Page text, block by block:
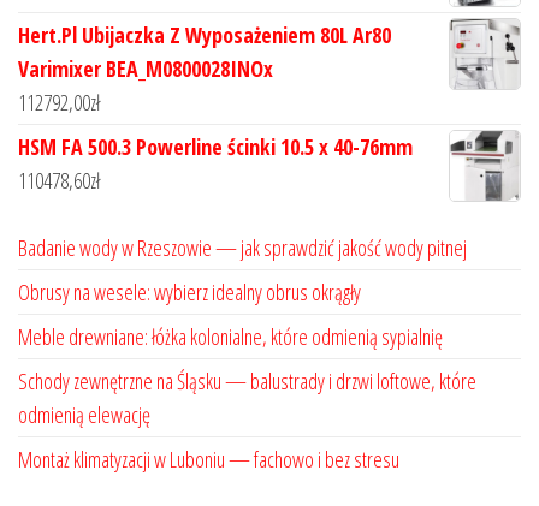
Hert.Pl Ubijaczka Z Wyposażeniem 80L Ar80
Varimixer BEA_M0800028INOx
112792,00zł
HSM FA 500.3 Powerline ścinki 10.5 x 40-76mm
110478,60zł
Badanie wody w Rzeszowie — jak sprawdzić jakość wody pitnej
Obrusy na wesele: wybierz idealny obrus okrągły
Meble drewniane: łóżka kolonialne, które odmienią sypialnię
Schody zewnętrzne na Śląsku — balustrady i drzwi loftowe, które
odmienią elewację
Montaż klimatyzacji w Luboniu — fachowo i bez stresu